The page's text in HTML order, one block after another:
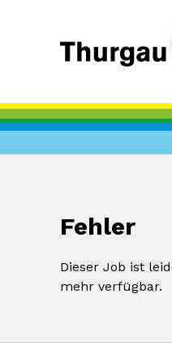
Fehler
Dieser Job ist
mehr verfügbar.